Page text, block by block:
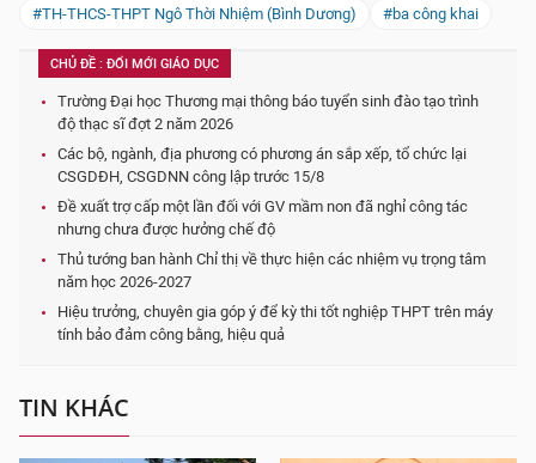
#TH-THCS-THPT Ngô Thời Nhiệm (Bình Dương)
#ba công khai
CHỦ ĐỀ : ĐỔI MỚI GIÁO DỤC
Trường Đại học Thương mại thông báo tuyển sinh đào tạo trình
độ thạc sĩ đợt 2 năm 2026
Các bộ, ngành, địa phương có phương án sắp xếp, tổ chức lại
CSGDĐH, CSGDNN công lập trước 15/8
Đề xuất trợ cấp một lần đối với GV mầm non đã nghỉ công tác
nhưng chưa được hưởng chế độ
Thủ tướng ban hành Chỉ thị về thực hiện các nhiệm vụ trọng tâm
năm học 2026-2027
Hiệu trưởng, chuyên gia góp ý để kỳ thi tốt nghiệp THPT trên máy
tính bảo đảm công bằng, hiệu quả
TIN KHÁC